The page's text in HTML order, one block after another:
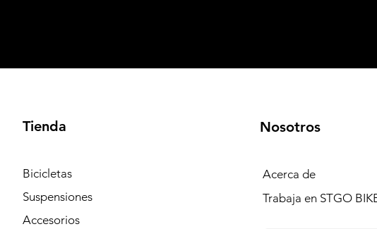
Tienda
Bicicletas
Suspensiones
Accesorios
Nosotros
Acerca de
Trabaja en STGO